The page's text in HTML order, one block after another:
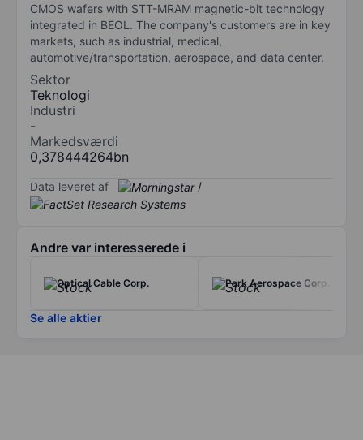
CMOS wafers with STT-MRAM magnetic-bit technology
integrated in BEOL. The company's customers are in key
markets, such as industrial, medical,
automotive/transportation, aerospace, and data center.
Sektor
Teknologi
Industri
-
Markedsværdi
0,378444264bn
Data leveret af /
Andre var interesserede i
Optical Cable Corp. Park Aerospace Corp.
Se alle aktier